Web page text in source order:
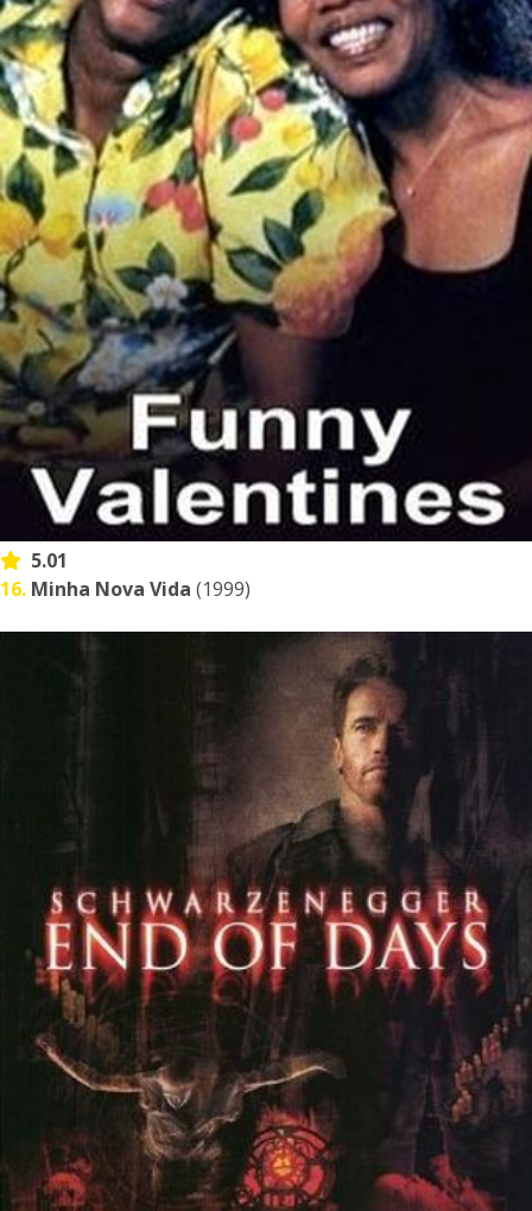
5.01
16. Minha Nova Vida (1999)